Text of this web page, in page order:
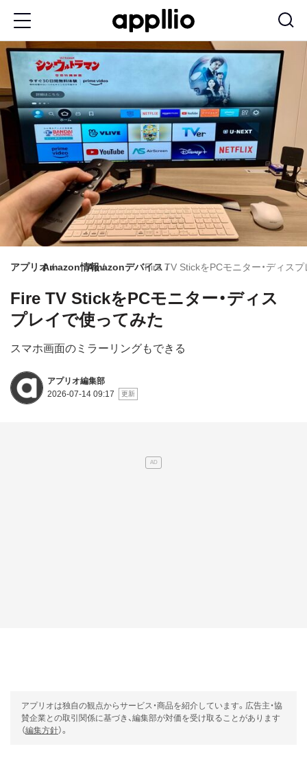
ン
コ
ン
テ
ン
ツ
に
アプリオAmazon情報AmazonデバイスFire TV StickをPCモニター・ディス
Fire TV StickをPCモニター・ディス
プレイで使ってみた
スマホ画面のミラーリングもできる
アプリオ編集部
2026-07-14 09:17
アプリオは独自の観点からサービス・商品を紹介しています。広告主・協
賛企業との取引関係に基づき、編集部が対価を受け取ることがあります
（編集方針）。